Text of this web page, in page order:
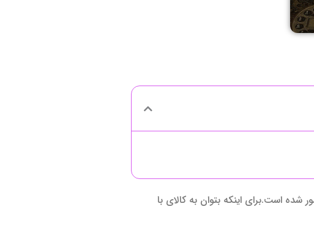
است.برای اینکه بتوان به کالای با